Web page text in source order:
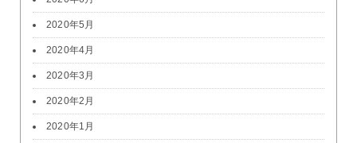
2020年5月
2020年4月
2020年3月
2020年2月
2020年1月